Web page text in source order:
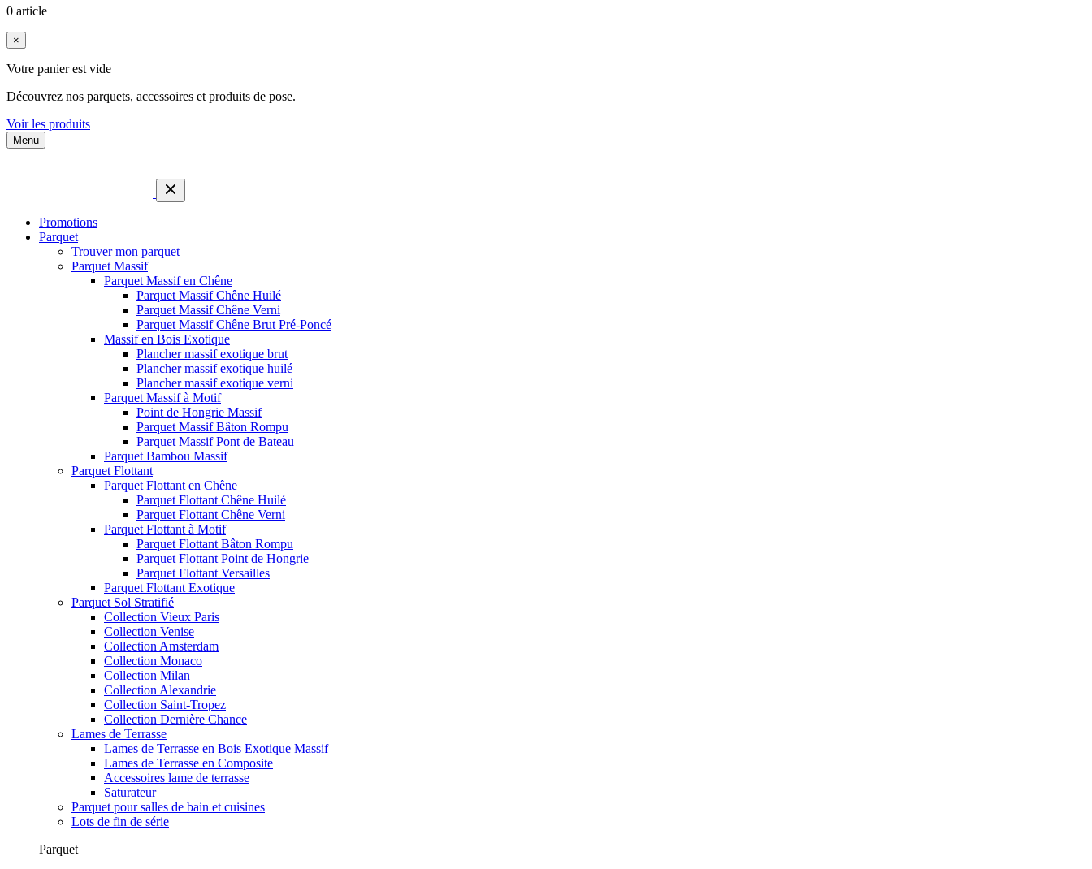
0 article
×
Votre panier est vide
Découvrez nos parquets, accessoires et produits de pose.
Voir les produits
Menu
Promotions
Parquet
Trouver mon parquet
Parquet Massif
Parquet Massif en Chêne
Parquet Massif Chêne Huilé
Parquet Massif Chêne Verni
Parquet Massif Chêne Brut Pré-Poncé
Massif en Bois Exotique
Plancher massif exotique brut
Plancher massif exotique huilé
Plancher massif exotique verni
Parquet Massif à Motif
Point de Hongrie Massif
Parquet Massif Bâton Rompu
Parquet Massif Pont de Bateau
Parquet Bambou Massif
Parquet Flottant
Parquet Flottant en Chêne
Parquet Flottant Chêne Huilé
Parquet Flottant Chêne Verni
Parquet Flottant à Motif
Parquet Flottant Bâton Rompu
Parquet Flottant Point de Hongrie
Parquet Flottant Versailles
Parquet Flottant Exotique
Parquet Sol Stratifié
Collection Vieux Paris
Collection Venise
Collection Amsterdam
Collection Monaco
Collection Milan
Collection Alexandrie
Collection Saint-Tropez
Collection Dernière Chance
Lames de Terrasse
Lames de Terrasse en Bois Exotique Massif
Lames de Terrasse en Composite
Accessoires lame de terrasse
Saturateur
Parquet pour salles de bain et cuisines
Lots de fin de série
Parquet